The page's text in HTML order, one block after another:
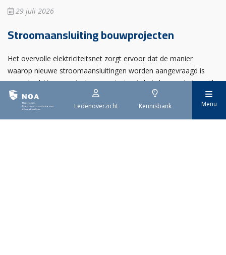
Ledenoverzicht Kennisbank Menu
29 juli 2026
Stroomaansluiting bouwprojecten
Het overvolle elektriciteitsnet zorgt ervoor dat de manier
waarop nieuwe stroomaansluitingen worden aangevraagd is
veranderd. Voor woningbouwprojecten is het daarom belangrijk
dat gemeenten zich goed voorbereiden op de nieuwe
aanvraagprocedure. Het ministerie van Volkshuisvesting en
Ruimtelijke Ordening heeft hiervoor een praktische handreiking